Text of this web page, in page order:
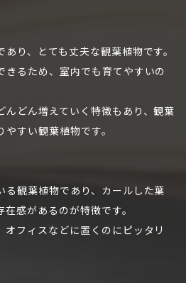
り、とても丈夫な観葉植物です。
るため、室内でも育てやすいの
んどん増えていく特徴もあり、観葉
すい観葉植物です。
る観葉植物であり、カールした葉
感があるのが特徴です。
フィスなどに置くのにピッタリ